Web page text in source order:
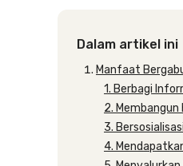
Dalam artikel ini
Manfaat
1. Berbagi
2.
3. Bersosialisasi
4.